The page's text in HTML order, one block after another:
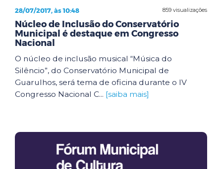
859 visualizações
28/07/2017, às 10:48
Núcleo de Inclusão do Conservatório
Municipal é destaque em Congresso
Nacional
O núcleo de inclusão musical “Música do
Silêncio”, do Conservatório Municipal de
Guarulhos, será tema de oficina durante o IV
Congresso Nacional C... [saiba mais]